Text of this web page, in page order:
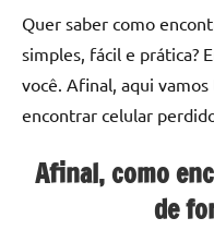
Quer saber como
simples, fácil e prática?
você. Afinal, aqui
encontrar celular
Afinal, como
de